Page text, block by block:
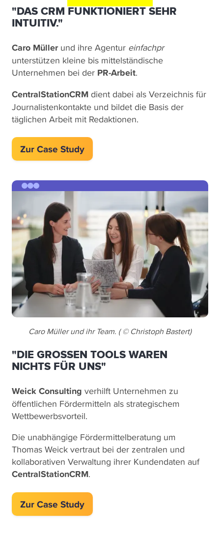
"DAS CRM FUNKTIONIERT SEHR
INTUITIV."
Caro Müllerund ihre Agentur einfachpr
unterstützen kleine bis mittelständische
Unternehmen bei der PR-Arbeit.
CentralStationCRM dient dabei als Verzeichnis für
Journalistenkontakte und bildet die Basis der
täglichen Arbeit mit Redaktionen.
Zur Case Study
Caro Müller und ihr Team. ( © Christoph Bastert)
"DIE GROSSEN TOOLS WAREN N
ICHTS FÜR UNS"
Weick Consulting verhilft Unternehmen zu
öffentlichen Fördermitteln als strategischem
Wettbewerbsvorteil.
Die unabhängige Fördermittelberatung um
Thomas Weick vertraut bei der zentralen und
kollaborativen Verwaltung ihrer Kundendaten auf
CentralStationCRM.
Zur Case Study